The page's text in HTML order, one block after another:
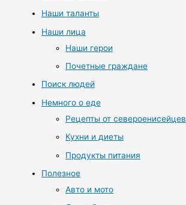
Наши таланты
Наши лица
Наши герои
Почетные граждане
Поиск людей
Немного о еде
Рецепты от североенисейцев
Кухни и диеты
Продукты питания
Полезное
Авто и мото